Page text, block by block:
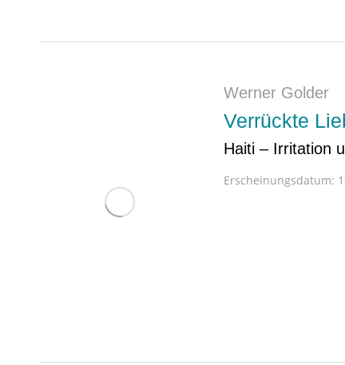
Werner Golder
Verrückte
Haiti – Irritation
Erscheinungsdatum: